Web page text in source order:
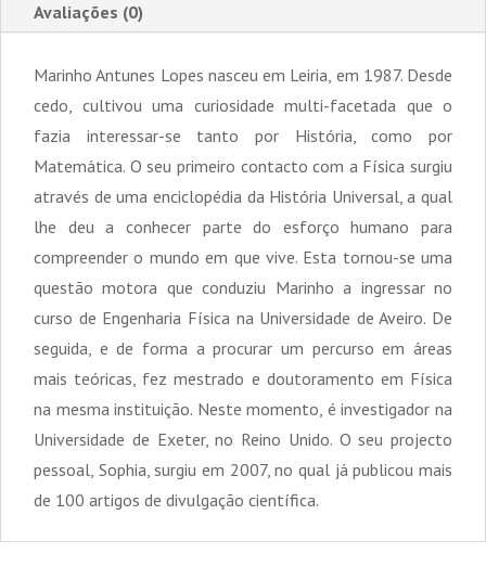
Avaliações (0)
Marinho Antunes Lopes nasceu em Leiria, em 1987. Desde
cedo, cultivou uma curiosidade multi-facetada que o
fazia interessar-se tanto por História, como por
Matemática. O seu primeiro contacto com a Física surgiu
através de uma enciclopédia da História Universal, a qual
lhe deu a conhecer parte do esforço humano para
compreender o mundo em que vive. Esta tornou-se uma
questão motora que conduziu Marinho a ingressar no
curso de Engenharia Física na Universidade de Aveiro. De
seguida, e de forma a procurar um percurso em áreas
mais teóricas, fez mestrado e doutoramento em Física
na mesma instituição. Neste momento, é investigador na
Universidade de Exeter, no Reino Unido. O seu projecto
pessoal, Sophia, surgiu em 2007, no qual já publicou mais
de 100 artigos de divulgação científica.